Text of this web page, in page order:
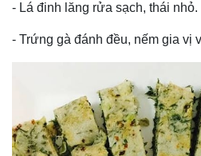
- Lá đinh lăng rửa sạch, thái nhỏ.
- Trứng gà đánh đều, nếm gia vị